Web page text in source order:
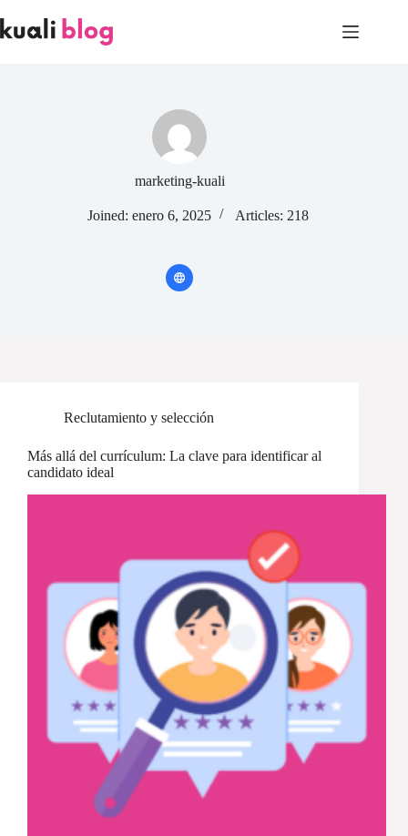
to
content
marketing-kuali
Joined: enero 6, 2025 Articles: 218
Reclutamiento y selección
Más allá del currículum: La clave para identificar al
candidato ideal